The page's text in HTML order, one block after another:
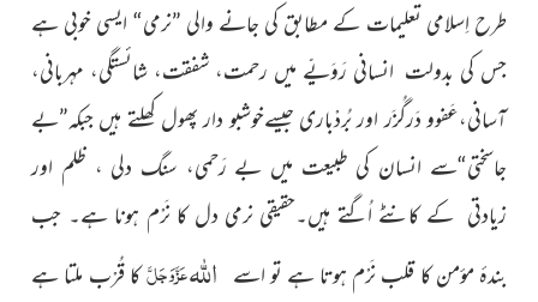
طرحاِسلامی تعلیمات کے مطابق کی جانے والی ”نرمی“ ایسی خوبی ہے
جس کی بدولت انسانی رَوَیّے میں رحمت، شفقت، شائستگی، مہربانی،
آسانی،عَفوو دَرگُزَر اور بُردْباری جیسےخوشبو دار پھول کھلتے ہیںجبکہ”بے
جاسختی“سے انسان کی طبیعت میں بے رَحمی، سنگ دلی ، ظلم اور
زیادتی کے کانٹے اُگتے ہیں۔حقیقی نرمی دل کا نَرْم ہونا ہے۔ جب
بندۂ مؤمن کا قلب نَرْم ہوتا ہے تو اسے اللہعَزَّوَجَلَّکا قُرْب ملتا ہے